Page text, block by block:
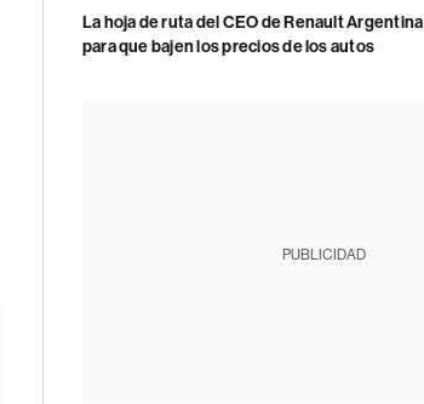
La hoja de ruta del CEO de Renault Argentina
para que bajen los precios de los autos
PUBLICIDAD